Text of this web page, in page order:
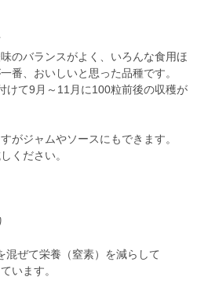
のバランスがよく、いろんな食用ほ
番、おいしいと思った品種です。
けて9月～11月に100粒前後の収穫が
がジャムやソースにもできます。
ください。
混ぜて栄養（窒素）を減らして
います。